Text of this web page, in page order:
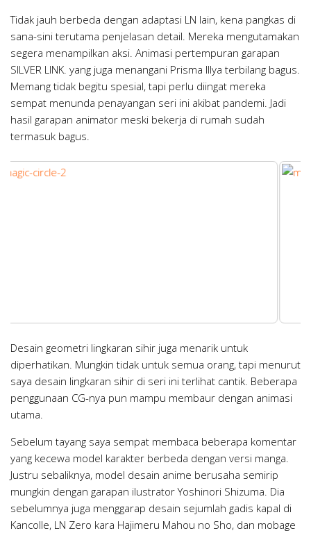
Tidak jauh berbeda dengan adaptasi LN lain, kena pangkas di
sana-sini terutama penjelasan detail. Mereka mengutamakan
segera menampilkan aksi. Animasi pertempuran garapan
SILVER LINK. yang juga menangani Prisma Illya terbilang bagus.
Memang tidak begitu spesial, tapi perlu diingat mereka
sempat menunda penayangan seri ini akibat pandemi. Jadi
hasil garapan animator meski bekerja di rumah sudah
termasuk bagus.
Desain geometri lingkaran sihir juga menarik untuk
diperhatikan. Mungkin tidak untuk semua orang, tapi menurut
saya desain lingkaran sihir di seri ini terlihat cantik. Beberapa
penggunaan CG-nya pun mampu membaur dengan animasi
utama.
Sebelum tayang saya sempat membaca beberapa komentar
yang kecewa model karakter berbeda dengan versi manga.
Justru sebaliknya, model desain anime berusaha semirip
mungkin dengan garapan ilustrator Yoshinori Shizuma. Dia
sebelumnya juga menggarap desain sejumlah gadis kapal di
Kancolle, LN Zero kara Hajimeru Mahou no Sho, dan mobage